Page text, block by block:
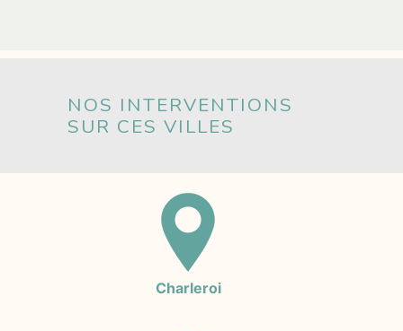
NOS INTERVENTIONS
SUR CES VILLES
Charleroi